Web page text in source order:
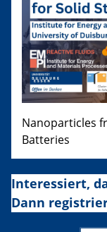
Nanoparticles
Batteries
Interessiert,
Dann